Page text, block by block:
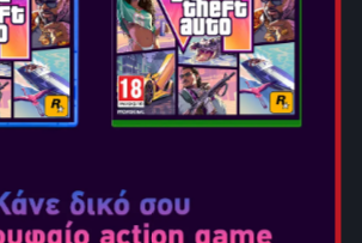
THE COLLECTION